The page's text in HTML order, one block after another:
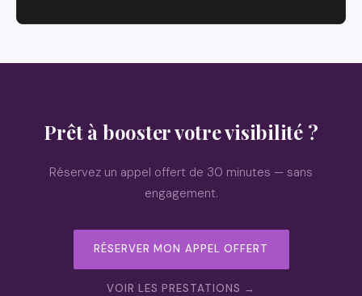
Prêt à booster votre visibilité ?
Réservez un appel offert de 30 minutes — sans
engagement.
RÉSERVER MON APPEL OFFERT
VOIR LES PRESTATIONS →